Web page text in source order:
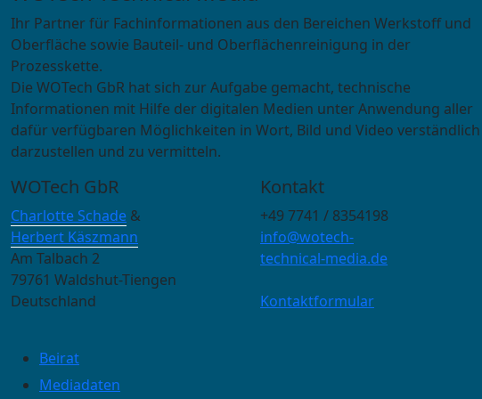
Ihr Partner für Fachinformationen aus den Bereichen Werkstoff und
Oberfläche sowie Bauteil- und Oberflächenreinigung in der
Prozesskette.
Die WOTech GbR hat sich zur Aufgabe gemacht, technische
Informationen mit Hilfe der digitalen Medien unter Anwendung aller
dafür verfügbaren Möglichkeiten in Wort, Bild und Video verständlich
darzustellen und zu vermitteln.
WOTech GbR
Charlotte Schade &
Herbert Käszmann
Am Talbach 2
79761 Waldshut-Tiengen
Deutschland
Kontakt
+49 7741 / 8354198
info@wotech-
technical-media.de
Kontaktformular
Beirat
Mediadaten